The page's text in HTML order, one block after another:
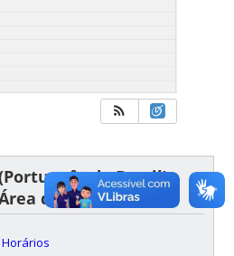
do Brasil)
do Aluno
Horários